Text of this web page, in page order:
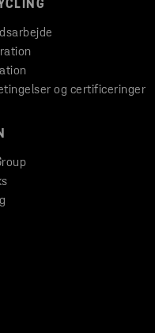
og certificeringer